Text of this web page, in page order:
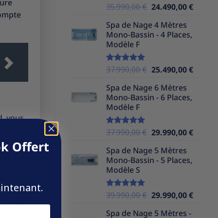
vous
vous
de
de
Note5.00
35.990,00€ Le
initial
était :
24.490,00€Le
Spa de Nage 4 Mètres
Mono-Bassin - 4 Places,
Modèle F
Note5.00
37.990,00€ Le
initial
était :
25.490,00€Le
Spa de Nage 6 Mètres
Mono-Bassin - 6 Places,
Modèle F
Note5.00
37.990,00€ Le
initial
était :
29.990,00€Le
Spa de Nage 5 Mètres
Mono-Bassin - 5 Places,
Modèle S
Note5.00
39.990,00€ Le
initial
29.990,00€Le
Spa de Nage 5 Mètres -
Offert